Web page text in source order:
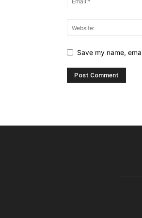
Save my name,